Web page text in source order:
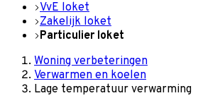
VvE loket
Zakelijk loket
Particulier loket
Woning verbeteringen
Verwarmen en koelen
Lage temperatuur verwarming